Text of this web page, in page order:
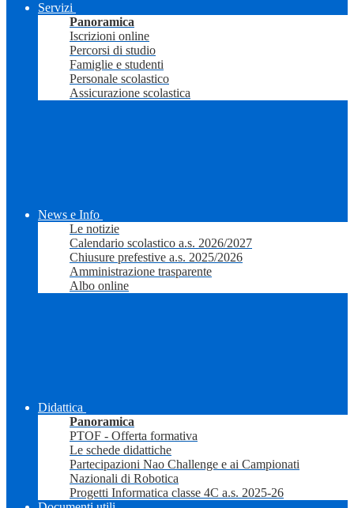
Servizi
Panoramica
Iscrizioni online
Percorsi di studio
Famiglie e studenti
Personale scolastico
Assicurazione scolastica
News e Info
Le notizie
Calendario scolastico a.s. 2026/2027
Chiusure prefestive a.s. 2025/2026
Amministrazione trasparente
Albo online
Didattica
Panoramica
PTOF - Offerta formativa
Le schede didattiche
Partecipazioni Nao Challenge e ai Campionati
Nazionali di Robotica
Progetti Informatica classe 4C a.s. 2025-26